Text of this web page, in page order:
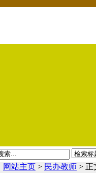
网站主页 > 民办教师 > 正